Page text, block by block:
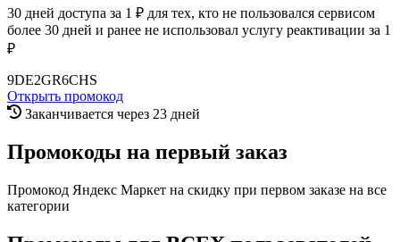
30 дней доступа за 1 ₽ для тех, кто не пользовался сервисом
более 30 дней и ранее не использовал услугу реактивации за 1
₽
9DE2GR6CHS
Открыть промокод
Заканчивается через 23 дней
Промокоды на первый заказ
Промокод Яндекс Маркет на скидку при первом заказе на все
категории